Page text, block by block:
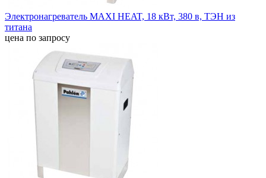
Электронагреватель MAXI HEAT, 18 кВт, 380 в, ТЭН из
титана
цена по запросу